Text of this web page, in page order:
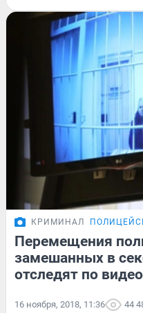
КРИМИНАЛ
Перемещения
замешанных в
отследят по
16 ноября, 2018, 11:36 44